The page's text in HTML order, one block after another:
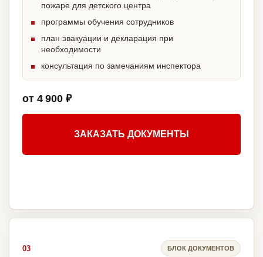
пожаре для детского центра
программы обучения сотрудников
план эвакуации и декларация при
необходимости
консультация по замечаниям инспектора
от 4 900 ₽
ЗАКАЗАТЬ ДОКУМЕНТЫ
03 БЛОК ДОКУМЕНТОВ